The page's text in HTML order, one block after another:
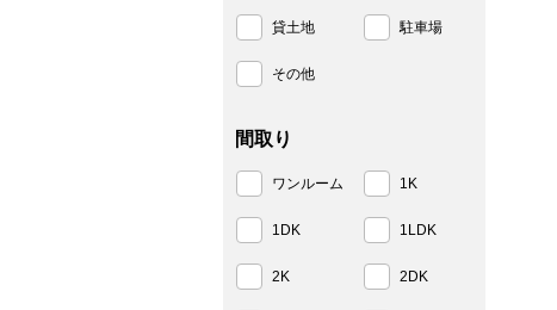
貸土地 駐車場
その他
間取り
ワンルーム 1K
1DK 1LDK
2K 2DK